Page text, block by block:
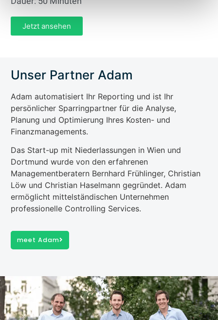
Jetzt ansehen
Unser Partner Adam
Adam automatisiert Ihr Reporting und ist Ihr
persönlicher Sparringpartner für die Analyse,
Planung und Optimierung Ihres Kosten- und
Finanzmanagements.
Das Start-up mit Niederlassungen in Wien und
Dortmund wurde von den erfahrenen
Managementberatern Bernhard Frühlinger, Christian
Löw und Christian Haselmann gegründet. Adam
ermöglicht mittelständischen Unternehmen
professionelle Controlling Services.
meet Adam